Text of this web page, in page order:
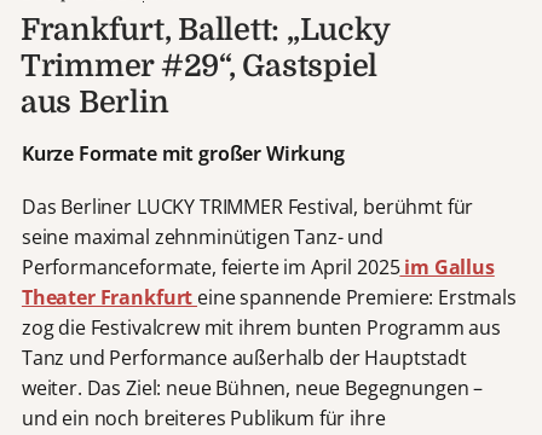
Frankfurt, Ballett: „Lucky
Trimmer #29“, Gastspiel
aus Berlin
Kurze Formate mit großer Wirkung
Das Berliner LUCKY TRIMMER Festival, berühmt für
seine maximal zehnminütigen Tanz- und
Performanceformate, feierte im April 2025im Gallus
Theater Frankfurt eine spannende Premiere: Erstmals
zog die Festivalcrew mit ihrem bunten Programm aus
Tanz und Performance außerhalb der Hauptstadt
weiter. Das Ziel: neue Bühnen, neue Begegnungen –
und ein noch breiteres Publikum für ihre